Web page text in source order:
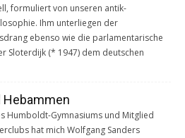
formuliert von unseren antik-
Ihm unterliegen der
ebenso wie die parlamentarische
Sloterdijk (* 1947) dem deutschen
Hebammen
Humboldt-Gymnasiums und Mitglied
hat mich Wolfgang Sanders